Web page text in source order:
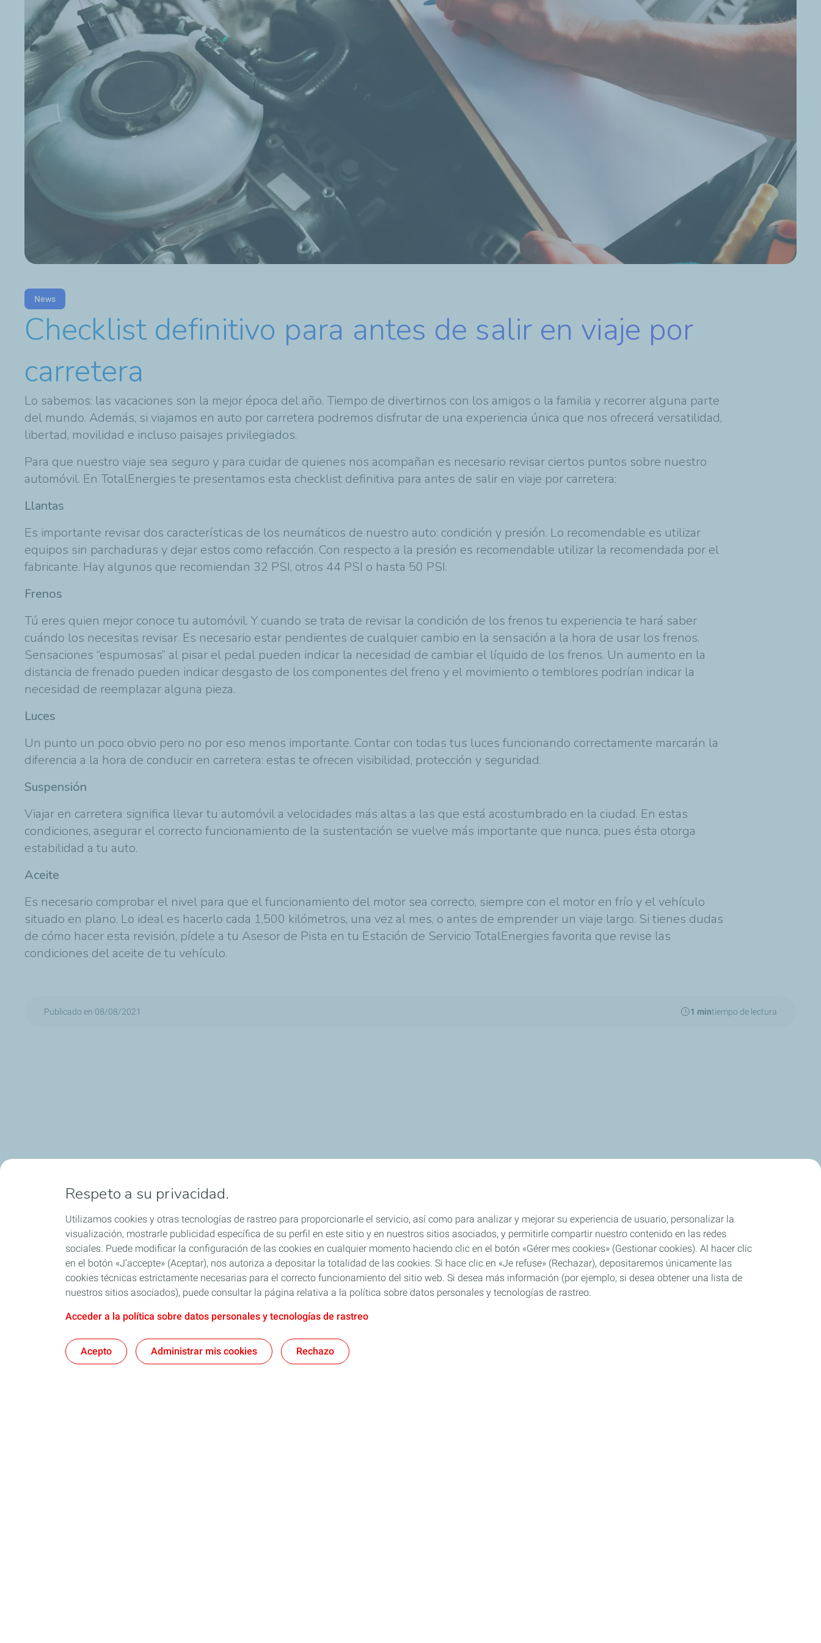
News
Checklist definitivo para antes de salir en viaje por
carretera
Lo sabemos: las vacaciones son la mejor época del año. Tiempo de divertirnos con los amigos o la familia y recorrer alguna parte
del mundo. Además, si viajamos en auto por carretera podremos disfrutar de una experiencia única que nos ofrecerá versatilidad,
libertad, movilidad e incluso paisajes privilegiados.
Para que nuestro viaje sea seguro y para cuidar de quienes nos acompañan es necesario revisar ciertos puntos sobre nuestro
automóvil. En TotalEnergies te presentamos esta checklist definitiva para antes de salir en viaje por carretera:
Llantas
Es importante revisar dos características de los neumáticos de nuestro auto: condición y presión. Lo recomendable es utilizar
equipos sin parchaduras y dejar estos como refacción. Con respecto a la presión es recomendable utilizar la recomendada por el
fabricante. Hay algunos que recomiendan 32 PSI, otros 44 PSI o hasta 50 PSI.
Frenos
Tú eres quien mejor conoce tu automóvil. Y cuando se trata de revisar la condición de los frenos tu experiencia te hará saber
cuándo los necesitas revisar. Es necesario estar pendientes de cualquier cambio en la sensación a la hora de usar los frenos.
Sensaciones “espumosas” al pisar el pedal pueden indicar la necesidad de cambiar el líquido de los frenos. Un aumento en la
distancia de frenado pueden indicar desgasto de los componentes del freno y el movimiento o temblores podrían indicar la
necesidad de reemplazar alguna pieza.
Luces
Un punto un poco obvio pero no por eso menos importante. Contar con todas tus luces funcionando correctamente marcarán la
diferencia a la hora de conducir en carretera: estas te ofrecen visibilidad, protección y seguridad.
Suspensión
Viajar en carretera significa llevar tu automóvil a velocidades más altas a las que está acostumbrado en la ciudad. En estas
condiciones, asegurar el correcto funcionamiento de la sustentación se vuelve más importante que nunca, pues ésta otorga
estabilidad a tu auto.
Aceite
Es necesario comprobar el nivel para que el funcionamiento del motor sea correcto, siempre con el motor en frío y el vehículo
situado en plano. Lo ideal es hacerlo cada 1,500 kilómetros, una vez al mes, o antes de emprender un viaje largo. Si tienes dudas
de cómo hacer esta revisión, pídele a tu Asesor de Pista en tu Estación de Servicio TotalEnergies favorita que revise las
condiciones del aceite de tu vehículo.
Publicado en 08/08/2021 1 mintiempo de lectura
Respeto a su privacidad.
Utilizamos cookies y otras tecnologías de rastreo para proporcionarle el servicio, así como para analizar y mejorar su experiencia de usuario, personalizar la
visualización, mostrarle publicidad específica de su perfil en este sitio y en nuestros sitios asociados, y permitirle compartir nuestro contenido en las redes
sociales. Puede modificar la configuración de las cookies en cualquier momento haciendo clic en el botón «Gérer mes cookies» (Gestionar cookies). Al hacer clic
en el botón «J’accepte» (Aceptar), nos autoriza a depositar la totalidad de las cookies. Si hace clic en «Je refuse» (Rechazar), depositaremos únicamente las
cookies técnicas estrictamente necesarias para el correcto funcionamiento del sitio web. Si desea más información (por ejemplo, si desea obtener una lista de
nuestros sitios asociados), puede consultar la página relativa a la política sobre datos personales y tecnologías de rastreo.
Acceder a la política sobre datos personales y tecnologías de rastreo
Acepto Administrar mis cookies Rechazo